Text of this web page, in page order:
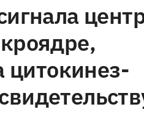
цитокинез-